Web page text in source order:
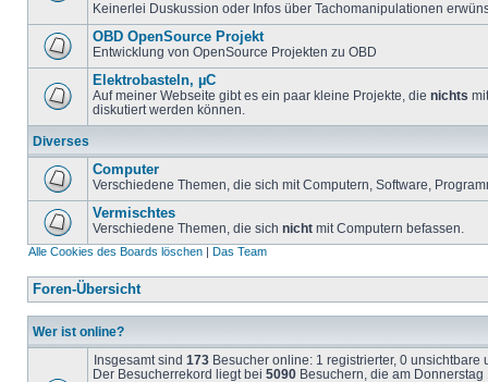
Keinerlei Duskussion oder Infos über Tachomanipulationen
OBD OpenSource Projekt
Entwicklung von OpenSource Projekten zu OBD
Elektrobasteln, µC
Auf meiner Webseite gibt es ein paar kleine Projekte, die nichts
diskutiert werden können.
Diverses
Computer
Verschiedene Themen, die sich mit Computern, Software,
Vermischtes
Verschiedene Themen, die sich nicht mit Computern befassen.
Alle Cookies des Boards löschen | Das Team
Foren-Übersicht
Wer ist online?
Insgesamt sind 173 Besucher online: 1 registrierter, 0
Der Besucherrekord liegt bei 5090 Besuchern, die am